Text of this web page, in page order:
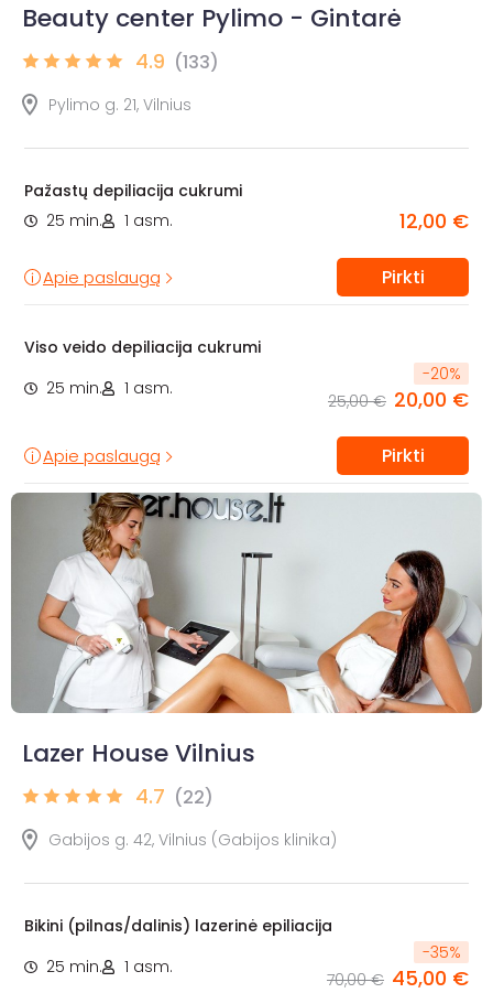
Beauty center Pylimo - Gintarė
4.9 (133)
Pylimo g. 21, Vilnius
Pažastų depiliacija cukrumi
25 min.
1 asm. 12,00 €
Apie paslaugą Pirkti
Viso veido depiliacija cukrumi
25 min.
1 asm.
-20%
25,00 € 20,00 €
Apie paslaugą Pirkti
Lazer House Vilnius
4.7 (22)
Gabijos g. 42, Vilnius (Gabijos klinika)
Bikini (pilnas/dalinis) lazerinė epiliacija
25 min.
1 asm.
-35%
70,00 € 45,00 €